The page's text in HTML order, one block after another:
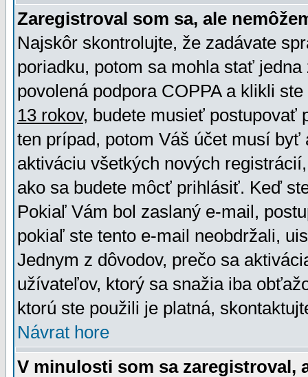
Zaregistroval som sa, ale
Najskôr skontrolujte, že zadávate
poriadku, potom sa mohla stať
povolená podpora COPPA a klikli
13 rokov, budete musieť postupovať
ten prípad, potom Váš účet musí
aktiváciu všetkých nových
ako sa budete môcť prihlásiť. Keď
Pokiaľ Vám bol zaslaný e-mail,
pokiaľ ste tento e-mail neobdržali,
Jednym z dôvodov, prečo sa
užívateľov, ktorý sa snažia iba
ktorú ste použili je platná,
Návrat hore
V minulosti som sa zaregistroval,